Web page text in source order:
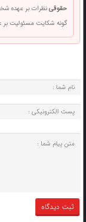
حقوقینظرات بر عهده
گونه شکایت مسئولیت